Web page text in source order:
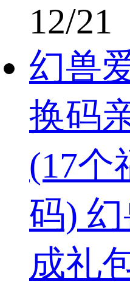
12/21
幻兽
换码
(17个
码)
成礼